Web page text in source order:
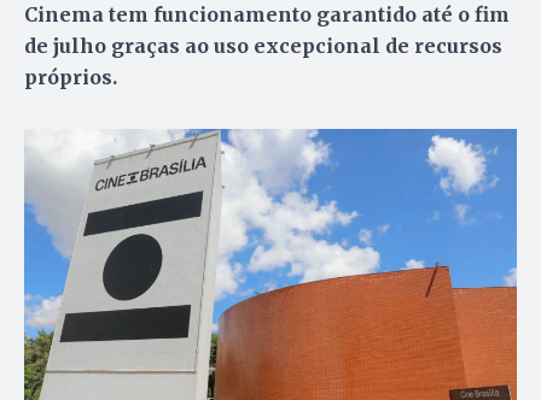
Cinema tem funcionamento garantido até o fim
de julho graças ao uso excepcional de recursos
próprios.